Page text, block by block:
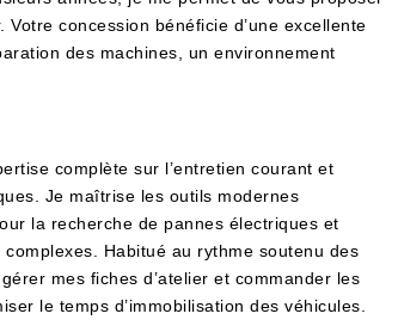
concession bénéficie d’une excellente
des machines, un environnement
complète sur l’entretien courant et
Je maîtrise les outils modernes
la recherche de pannes électriques et
Habitué au rythme soutenu des
mes fiches d’atelier et commander les
le temps d’immobilisation des véhicules.